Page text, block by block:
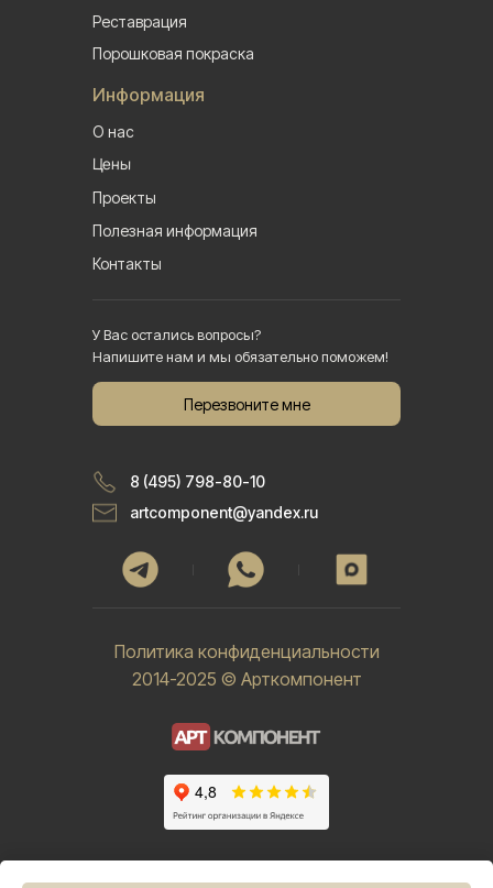
Реставрация
Порошковая покраска
2014-2025 © Арткомпонент
Политика конфиденциальности
Информация
О нас
Цены
Проекты
Полезная информация
Контакты
Перезвоните мне
У Вас остались вопросы?
Напишите нам и мы обязательно поможем!
8 (495) 798-80-10
artcomponent@yandex.ru